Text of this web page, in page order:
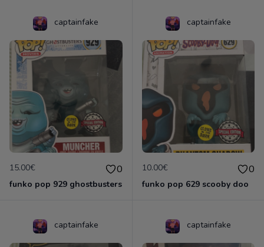
captainfake
15.00€ 0
funko pop 929 ghostbusters
captainfake
10.00€ 0
funko pop 629 scooby doo
captainfake captainfake